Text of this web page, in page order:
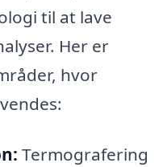
til at lave
Her er
hvor
Termografering